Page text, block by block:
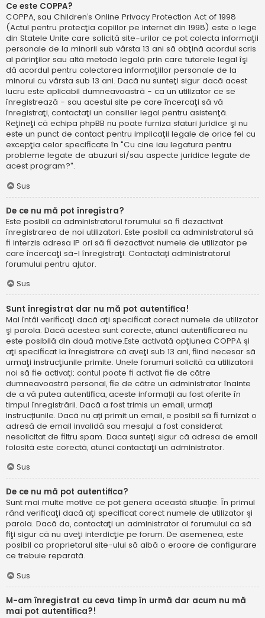
Ce este COPPA?
COPPA, sau Children’s Online Privacy Protection Act of 1998
(Actul pentru protecţia copiilor pe internet din 1998) este o lege
din Statele Unite care solicită site-urilor ce pot colecta informaţii
personale de la minorii sub vârsta 13 ani să obţină acordul scris
al părinţilor sau altă metodă legală prin care tutorele legal îşi
dă acordul pentru colectarea informaţiilor personale de la
minorul cu vârsta sub 13 ani. Dacă nu sunteţi sigur dacă acest
lucru este aplicabil dumneavoastră - ca un utilizator ce se
înregistrează - sau acestui site pe care încercaţi să vă
înregistraţi, contactaţi un consilier legal pentru asistenţă.
Reţineţi că echipa phpBB nu poate furniza sfaturi juridice şi nu
este un punct de contact pentru implicaţii legale de orice fel cu
excepţia celor specificate în "Cu cine iau legatura pentru
probleme legate de abuzuri si/sau aspecte juridice legate de
acest program?".
Sus
De ce nu mă pot înregistra?
Este posibil ca administratorul forumului să fi dezactivat
înregistrarea de noi utilizatori. Este posibil ca administratorul să
fi interzis adresa IP ori să fi dezactivat numele de utilizator pe
care încercaţi să-l înregistraţi. Contactați administratorul
forumului pentru ajutor.
Sus
Sunt înregistrat dar nu mă pot autentifica!
Mai întâi verificaţi dacă aţi specificat corect numele de utilizator
şi parola. Dacă acestea sunt corecte, atunci autentificarea nu
este posibilă din două motive.Este activată opţiunea COPPA şi
aţi specificat la înregistrare că aveţi sub 13 ani, fiind necesar să
urmaţi instrucţiunile primite. Unele forumuri solicită ca utilizatorii
noi să fie activaţi; contul poate fi activat fie de către
dumneavoastră personal, fie de către un administrator înainte
de a vă putea autentifica, aceste informații au fost oferite în
timpul înregistrării. Dacă a fost trimis un email, urmați
instrucțiunile. Dacă nu ați primit un email, e posibil să fi furnizat o
adresă de email invalidă sau mesajul a fost considerat
nesolicitat de filtru spam. Daca sunteţi sigur că adresa de email
folosită este corectă, atunci contactaţi un administrator.
Sus
De ce nu mă pot autentifica?
Sunt mai multe motive ce pot genera această situație. În primul
rând verificaţi dacă aţi specificat corect numele de utilizator şi
parola. Dacă da, contactaţi un administrator al forumului ca să
fiţi sigur că nu aveţi interdicţie pe forum. De asemenea, este
posibil ca proprietarul site-ului să aibă o eroare de configurare
ce trebuie reparată.
Sus
M-am înregistrat cu ceva timp în urmă dar acum nu mă
mai pot autentifica?!